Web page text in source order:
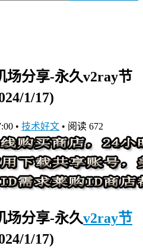
场分享-永久v2ray节
1/17)
• 技术好文 • 阅读 672
场分享-永久v2ray节
1/17)